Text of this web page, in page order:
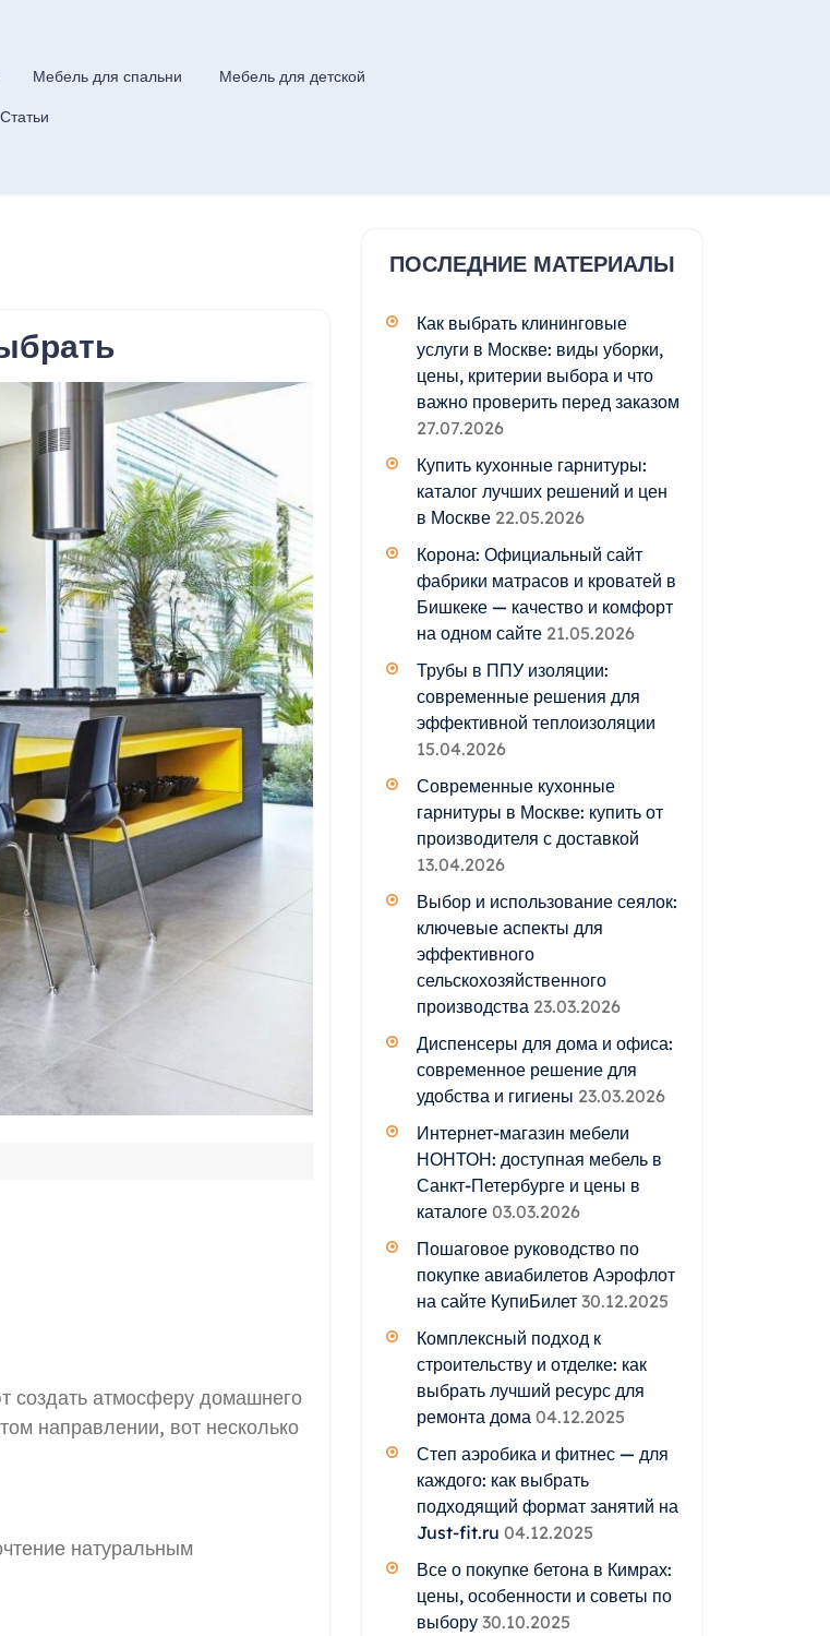
Мебель для спальни Мебель для детской
Статьи
создать атмосферу домашнего
направлении, вот несколько
натуральным
ПОСЛЕДНИЕ МАТЕРИАЛЫ
Как выбрать клининговые
услуги в Москве: виды уборки,
цены, критерии выбора и что
важно проверить перед заказом
27.07.2026
Купить кухонные гарнитуры:
каталог лучших решений и цен
в Москве 22.05.2026
Корона: Официальный сайт
фабрики матрасов и кроватей в
Бишкеке — качество и комфорт
на одном сайте 21.05.2026
Трубы в ППУ изоляции:
современные решения для
эффективной теплоизоляции
15.04.2026
Современные кухонные
гарнитуры в Москве: купить от
производителя с доставкой
13.04.2026
Выбор и использование сеялок:
ключевые аспекты для
эффективного
сельскохозяйственного
производства 23.03.2026
Диспенсеры для дома и офиса:
современное решение для
удобства и гигиены 23.03.2026
Интернет-магазин мебели
НОНТОН: доступная мебель в
Санкт-Петербурге и цены в
каталоге 03.03.2026
Пошаговое руководство по
покупке авиабилетов Аэрофлот
на сайте КупиБилет 30.12.2025
Комплексный подход к
строительству и отделке: как
выбрать лучший ресурс для
ремонта дома 04.12.2025
Степ аэробика и фитнес — для
каждого: как выбрать
подходящий формат занятий на
Just-fit.ru 04.12.2025
Все о покупке бетона в Кимрах:
цены, особенности и советы по
выбору 30.10.2025